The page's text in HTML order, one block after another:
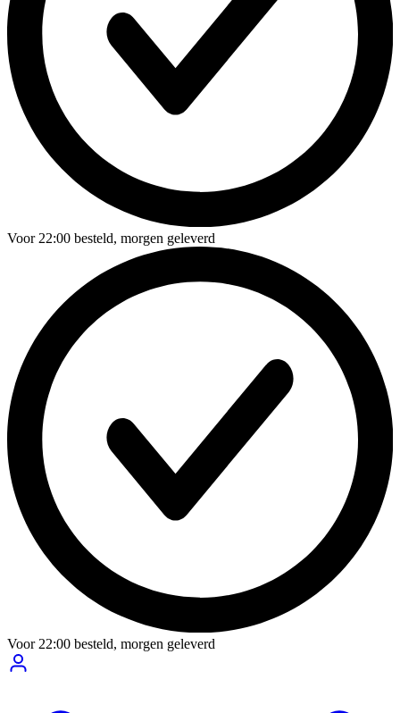
Voor22:00 besteld, morgen geleverd
Voor22:00 besteld, morgen geleverd